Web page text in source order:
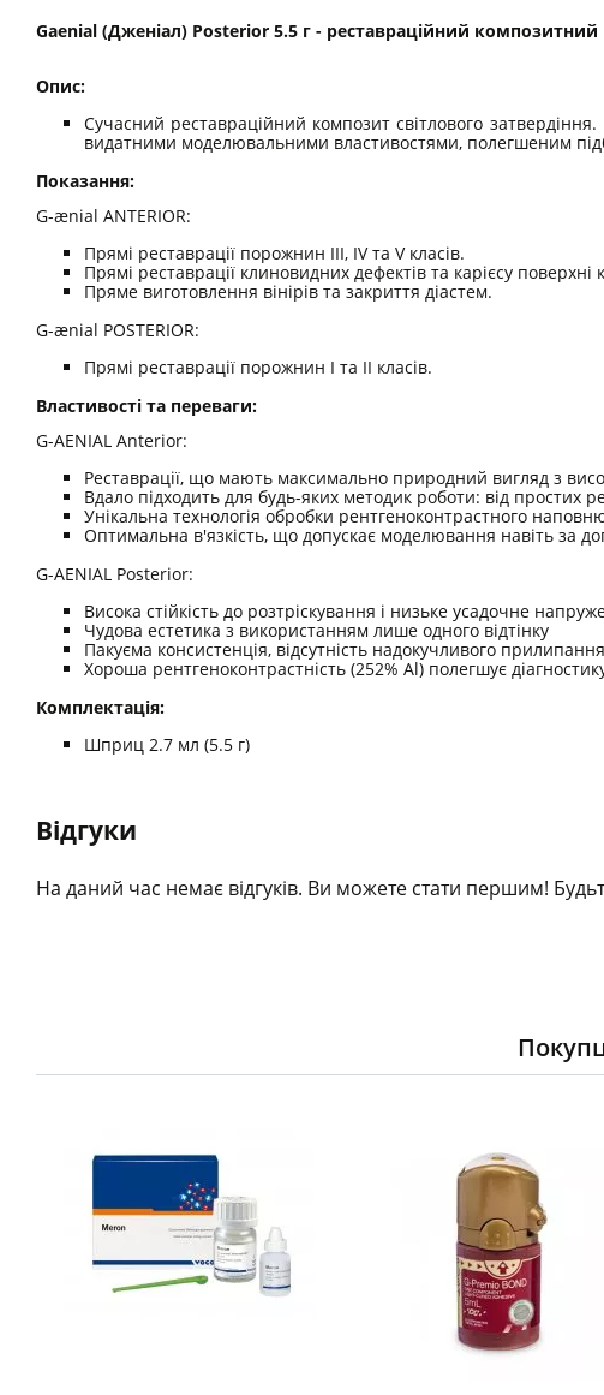
Gaenial (Дженіал) Posterior 5.5 г - реставраційний композитний
Опис:
Сучасний реставраційний композит світлового
видатними моделювальними властивостями, полегшеним
Показання:
G-ænial ANTERIOR:
Прямі реставрації порожнин III, IV та V класів.
Прямі реставрації клиновидних дефектів та карієсу поверхні
Пряме виготовлення вінірів та закриття діастем.
G-ænial POSTERIOR:
Прямі реставрації порожнин I та II класів.
Властивості та переваги:
G-AENIAL Anterior:
Реставрації, що мають максимально природний вигляд з
Вдало підходить для будь-яких методик роботи: від простих
Унікальна технологія обробки рентгеноконтрастного
Оптимальна в'язкість, що допускає моделювання навіть за
G-AENIAL Posterior:
Висока стійкість до розтріскування і низьке усадочне
Чудова естетика з використанням лише одного відтінку
Пакуєма консистенція, відсутність надокучливого
Хороша рентгеноконтрастність (252% Al) полегшує
Комплектація:
Шприц 2.7 мл (5.5 г)
Відгуки
На даний час немає відгуків. Ви можете стати першим!